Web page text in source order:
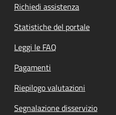
Richiedi assistenza
Statistiche del portale
Leggi le FAQ
Pagamenti
Riepilogo valutazioni
Segnalazione disservizio